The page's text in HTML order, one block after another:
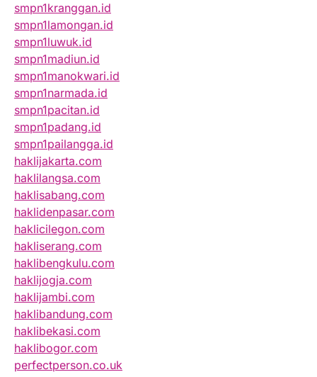
smpn1kranggan.id
smpn1lamongan.id
smpn1luwuk.id
smpn1madiun.id
smpn1manokwari.id
smpn1narmada.id
smpn1pacitan.id
smpn1padang.id
smpn1pailangga.id
haklijakarta.com
haklilangsa.com
haklisabang.com
haklidenpasar.com
haklicilegon.com
hakliserang.com
haklibengkulu.com
haklijogja.com
haklijambi.com
haklibandung.com
haklibekasi.com
haklibogor.com
perfectperson.co.uk